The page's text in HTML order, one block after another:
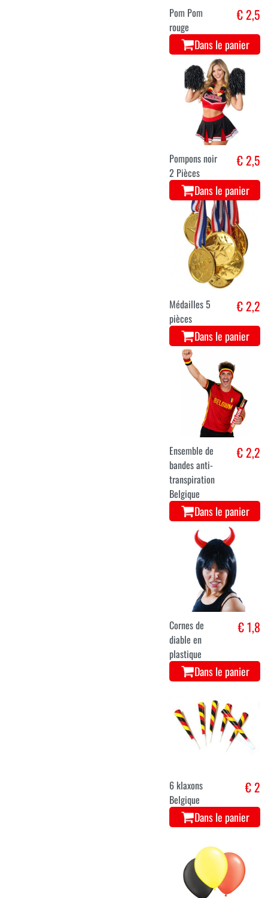
Pom Pom
rouge
€ 2,5
Dans le panier
Pompons noir
2 Pièces
€ 2,5
Dans le panier
Médailles 5
pièces
€ 2,2
Dans le panier
Ensemble de
bandes anti-
transpiration
Belgique
€ 2,2
Dans le panier
Cornes de
diable en
plastique
€ 1,8
Dans le panier
6 klaxons
Belgique
€ 2
Dans le panier